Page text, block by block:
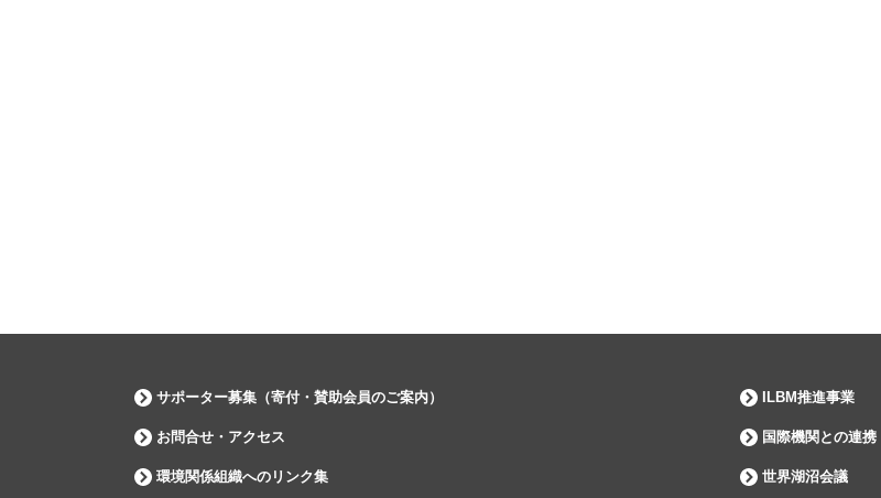
ILBM推進事業
国際機関との連携
世界湖沼会議
サポーター募集（寄付・賛助会員のご案内）
お問合せ・アクセス
環境関係組織へのリンク集